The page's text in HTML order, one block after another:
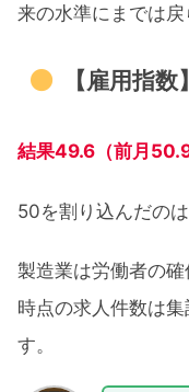
来の水準にまでは戻
【雇用指数】
結果49.6（前月50.9
50を割り込んだの
製造業は労働者の
時点の求人件数は
す。